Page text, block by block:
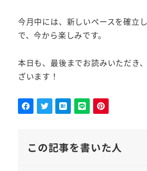
今月中には、新しいペースを確立
で、今から楽しみです。
本日も、最後までお読みいただき
ざいます！
この記事を書いた人